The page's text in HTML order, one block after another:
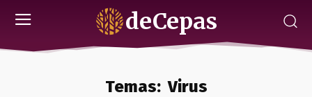
deCepas
Temas: Virus